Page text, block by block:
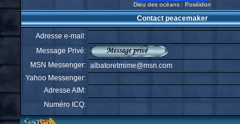
Dieu des océans : Poséidon
Contact peacemaker
Adresse e-mail:
Message Privé:
MSN Messenger: albatoretmime@msn.com
Yahoo Messenger:
Adresse AIM:
Numéro ICQ: